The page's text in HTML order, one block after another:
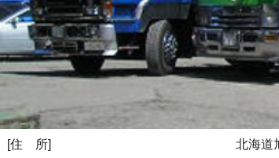
[住 所]
北海道